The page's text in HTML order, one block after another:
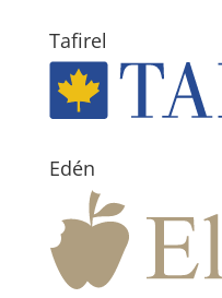
Tafirel
Edén